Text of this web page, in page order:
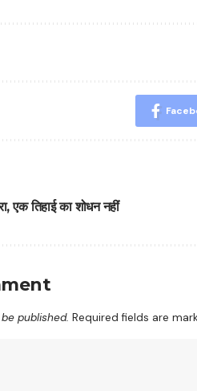
एक तिहाई का शोधन नहीं
published. Required fields are